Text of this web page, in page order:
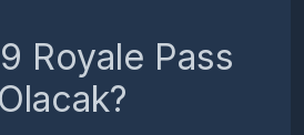
Royale Pass